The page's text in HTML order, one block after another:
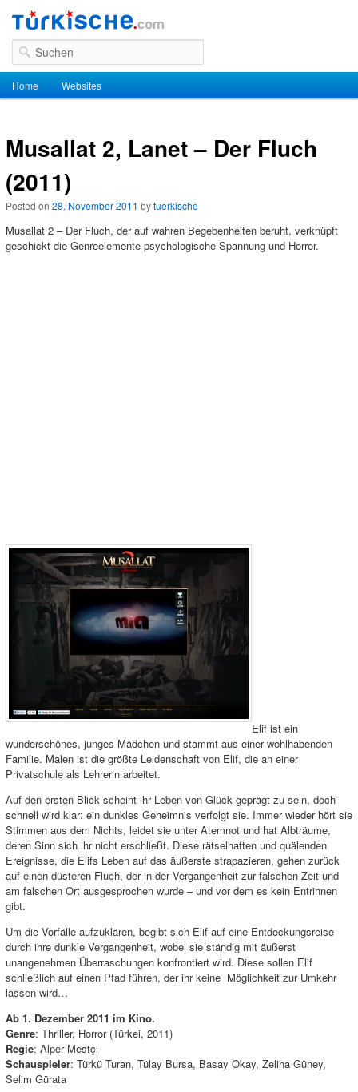
Suchen
Hauptmenü
Zum Inhalt wechseln
Zum sekundären Inhalt wechseln
Home Websites
Musallat 2, Lanet – Der Fluch
(2011)
Posted on 28. November 2011 bytuerkische
Musallat 2 – Der Fluch, der auf wahren Begebenheiten beruht, verknüpft
geschickt die Genreelemente psychologische Spannung und Horror.
Elif ist ein
wunderschönes, junges Mädchen und stammt aus einer wohlhabenden
Familie. Malen ist die größte Leidenschaft von Elif, die an einer
Privatschule als Lehrerin arbeitet.
Auf den ersten Blick scheint ihr Leben von Glück geprägt zu sein, doch
schnell wird klar: ein dunkles Geheimnis verfolgt sie. Immer wieder hört sie
Stimmen aus dem Nichts, leidet sie unter Atemnot und hat Albträume,
deren Sinn sich ihr nicht erschließt. Diese rätselhaften und quälenden
Ereignisse, die Elifs Leben auf das äußerste strapazieren, gehen zurück
auf einen düsteren Fluch, der in der Vergangenheit zur falschen Zeit und
am falschen Ort ausgesprochen wurde – und vor dem es kein Entrinnen
gibt.
Um die Vorfälle aufzuklären, begibt sich Elif auf eine Entdeckungsreise
durch ihre dunkle Vergangenheit, wobei sie ständig mit äußerst
unangenehmen Überraschungen konfrontiert wird. Diese sollen Elif
schließlich auf einen Pfad führen, der ihr keine Möglichkeit zur Umkehr
lassen wird…
Ab 1. Dezember 2011 im Kino.
Genre: Thriller, Horror (Türkei, 2011)
Regie: Alper Mestçi
Schauspieler: Türkü Turan, Tülay Bursa, Basay Okay, Zeliha Güney,
Selim Gürata